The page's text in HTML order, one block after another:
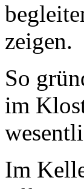
zeigen.
So
im
Im